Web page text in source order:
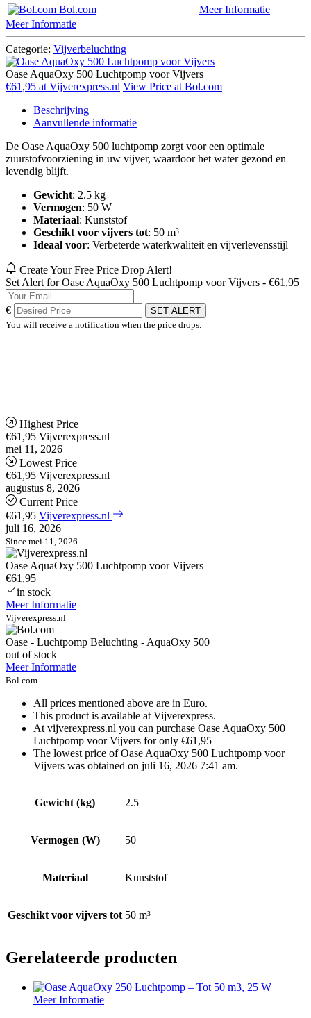
Bol.com
Meer Informatie
Meer Informatie
Categorie: Vijverbeluchting
Oase AquaOxy 500 Luchtpomp voor Vijvers
€61,95 at Vijverexpress.nl View Price at Bol.com
Beschrijving
Aanvullende informatie
De Oase AquaOxy 500 luchtpomp zorgt voor een optimale
zuurstofvoorziening in uw vijver, waardoor het water gezond en
levendig blijft.
Gewicht: 2.5 kg
Vermogen: 50 W
Materiaal: Kunststof
Geschikt voor vijvers tot: 50 m³
Ideaal voor: Verbeterde waterkwaliteit en vijverlevensstijl
Create Your Free Price Drop Alert!
Set Alert for Oase AquaOxy 500 Luchtpomp voor Vijvers - €61,95
€
SET ALERT
You will receive a notification when the price drops.
Highest Price
€61,95 Vijverexpress.nl
mei 11, 2026
Lowest Price
€61,95 Vijverexpress.nl
augustus 8, 2026
Current Price
€61,95 Vijverexpress.nl
juli 16, 2026
Since mei 11, 2026
Oase AquaOxy 500 Luchtpomp voor Vijvers
€61,95
in stock
Meer Informatie
Vijverexpress.nl
Oase - Luchtpomp Beluchting - AquaOxy 500
out of stock
Meer Informatie
Bol.com
All prices mentioned above are in Euro.
This product is available at Vijverexpress.
At vijverexpress.nl you can purchase Oase AquaOxy 500
Luchtpomp voor Vijvers for only €61,95
The lowest price of Oase AquaOxy 500 Luchtpomp voor
Vijvers was obtained on juli 16, 2026 7:41 am.
Gewicht (kg) 2.5
Vermogen (W) 50
Materiaal Kunststof
Geschikt voor vijvers tot 50 m³
Gerelateerde producten
Meer Informatie